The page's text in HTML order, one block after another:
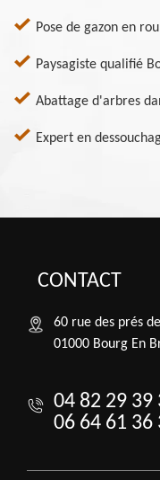
Pose de gazon en
Paysagiste qualifié
Abattage d'arbres
Expert en
CONTACT
60 rue des prés
01000 Bourg En
04 82 29 39
06 64 61 36